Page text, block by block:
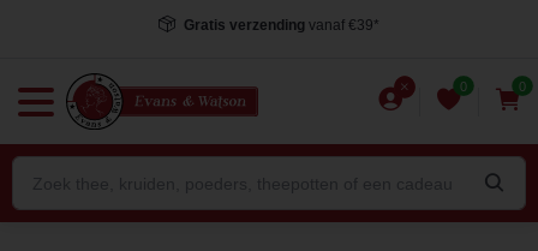
Voor 15.00 uur besteld , dezelfde dag verstuurd*
0 0